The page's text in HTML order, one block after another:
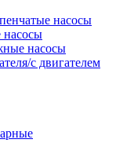
насосы
насосы
насосы
с двигателем